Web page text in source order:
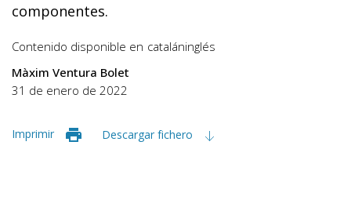
componentes.
Contenido disponible en cataláninglés
Màxim Ventura Bolet
31 de enero de 2022
Imprimir Descargar fichero